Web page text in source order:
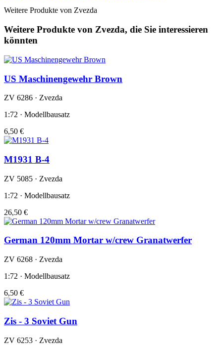
Weitere Produkte von Zvezda
Weitere Produkte von Zvezda, die Sie interessieren
könnten
US Maschinengewehr Brown
ZV 6286 · Zvezda
1:72 · Modellbausatz
6,50 €
M1931 B-4
ZV 5085 · Zvezda
1:72 · Modellbausatz
26,50 €
German 120mm Mortar w/crew Granatwerfer
ZV 6268 · Zvezda
1:72 · Modellbausatz
6,50 €
Zis - 3 Soviet Gun
ZV 6253 · Zvezda